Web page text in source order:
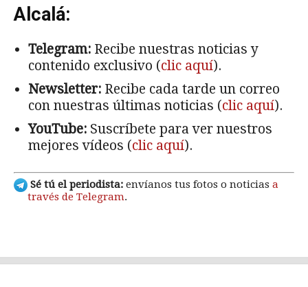
Alcalá:
Telegram: Recibe nuestras noticias y
contenido exclusivo (clic aquí).
Newsletter: Recibe cada tarde un correo
con nuestras últimas noticias (clic aquí).
YouTube: Suscríbete para ver nuestros
mejores vídeos (clic aquí).
Sé tú el periodista: envíanos tus fotos o noticias a
través de Telegram.